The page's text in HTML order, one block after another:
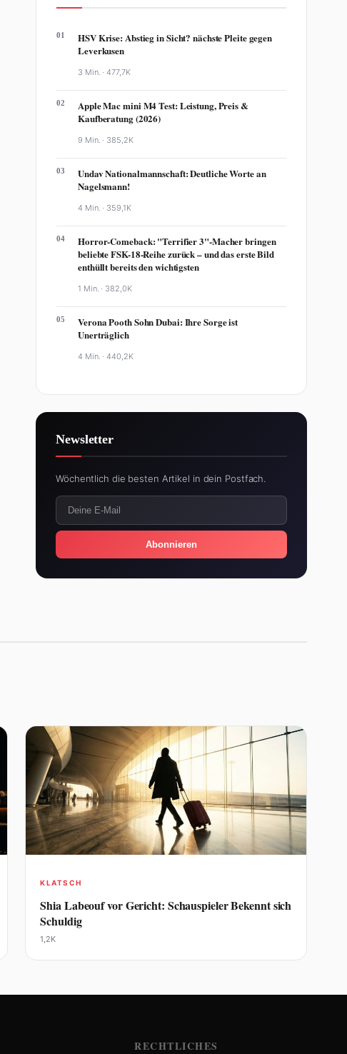
01
HSV Krise: Abstieg in Sicht? nächste Pleite gegen
Leverkusen
3 Min. ·477,7K
02
Apple Mac mini M4 Test: Leistung, Preis &
Kaufberatung (2026)
9 Min. · 385,2K
03
Undav Nationalmannschaft: Deutliche Worte an
Nagelsmann!
4 Min. · 359,1K
04
Horror-Comeback: "Terrifier 3"-Macher bringen
beliebte FSK-18-Reihe zurück – und das erste Bild
enthüllt bereits den wichtigsten
1 Min. · 382,0K
05
Verona Pooth Sohn Dubai: Ihre Sorge ist
Unerträglich
4 Min. ·440,2K
Newsletter
Wöchentlich die besten Artikel in dein Postfach.
Abonnieren
KLATSCH
Shia Labeouf vor Gericht: Schauspieler Bekennt sich
Schuldig
1,2K
RECHTLICHES